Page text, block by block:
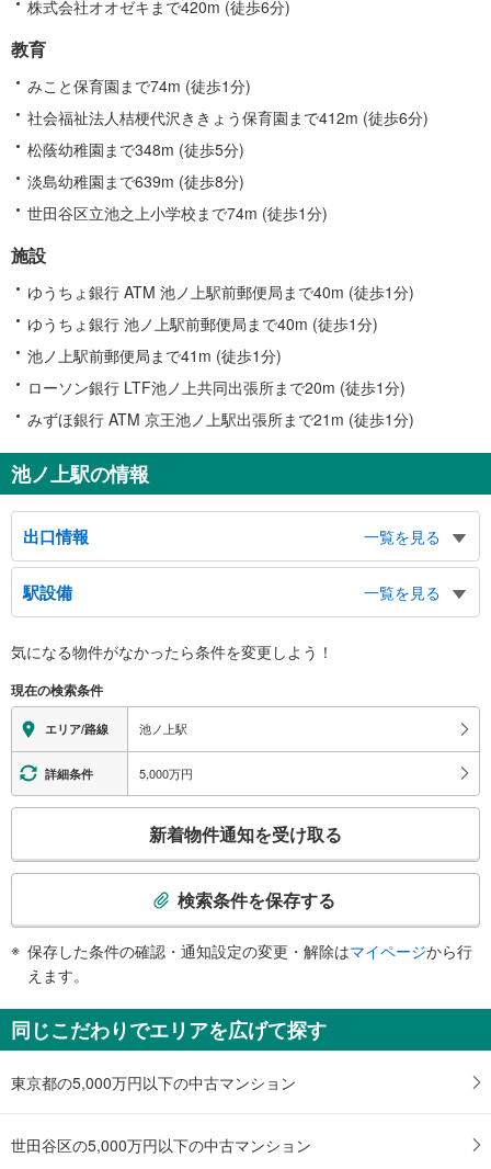
株式会社オオゼキまで420m (徒歩6分)
教育
みこと保育園まで74m (徒歩1分)
社会福祉法人桔梗代沢ききょう保育園まで412m (徒歩6分)
松蔭幼稚園まで348m (徒歩5分)
淡島幼稚園まで639m (徒歩8分)
世田谷区立池之上小学校まで74m (徒歩1分)
施設
ゆうちょ銀行 ATM 池ノ上駅前郵便局まで40m (徒歩1分)
ゆうちょ銀行 池ノ上駅前郵便局まで40m (徒歩1分)
池ノ上駅前郵便局まで41m (徒歩1分)
ローソン銀行 LTF池ノ上共同出張所まで20m (徒歩1分)
みずほ銀行 ATM 京王池ノ上駅出張所まで21m (徒歩1分)
池ノ上駅の情報
出口情報
一覧を見る
出口
代沢１～３丁目、北沢１・２丁目、駒場４丁目、駒場学園高等学校、松蔭学園
駅設備
一覧を見る
※段差なしでの移動経路
地上⇔改札⇔ホーム：○
エレベータ
・ホーム⇔改札
・改札⇔北方面出口
・改札⇔南方面出口
トイレ
・改札内
その他
・点字案内（券売機・運賃表・階段手すり）
・ＡＥＤ
気になる物件がなかったら条件を変更しよう！
現在の検索条件
エリア/路線 池ノ上駅
詳細条件 5,000万円
検
知
を
け
・
新着物件通知を受け取る
検索条件を保存する
保存した条件の確認・通知設定の変更・解除はマイページから行
えます。
同じこだわりでエリアを広げて探す
東京都の5,000万円以下の中古マンション
世田谷区の5,000万円以下の中古マンション